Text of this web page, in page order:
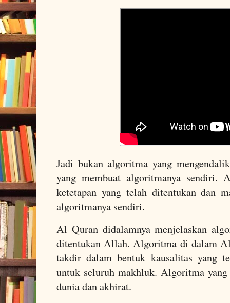
Jadi bukan algoritma yang
yang membuat algoritmanya sendiri.
ketetapan yang telah ditentukan dan
algoritmanya sendiri.
Al Quran didalamnya menjelaskan
ditentukan Allah. Algoritma di dalam
takdir dalam bentuk kausalitas yang
untuk seluruh makhluk. Algoritma
dunia dan akhirat.